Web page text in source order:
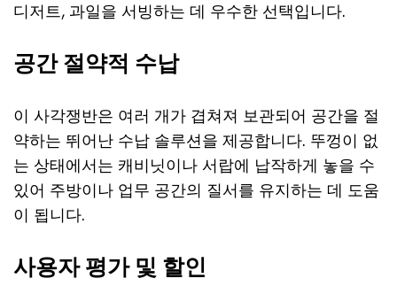
디저트, 과일을 서빙하는 데 우수한 선택입니다.
공간 절약적 수납
이 사각쟁반은 여러 개가 겹쳐져 보관되어 공간을 절
약하는 뛰어난 수납 솔루션을 제공합니다. 뚜껑이 없
는 상태에서는 캐비닛이나 서랍에 납작하게 놓을 수
있어 주방이나 업무 공간의 질서를 유지하는 데 도움
이 됩니다.
사용자 평가 및 할인